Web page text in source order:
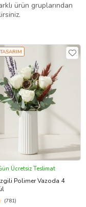
ürün gruplarından
Ücretsiz Teslimat
Polimer Vazoda 4
(781)